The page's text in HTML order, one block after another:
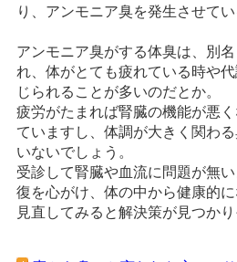
り、アンモニア臭を発生させて
アンモニア臭がする体臭は、別
れ、体がとても疲れている時や
じられることが多いのだとか。
疲労がたまれば腎臓の機能が悪
ていますし、体調が大きく関わ
いないでしょう。
受診して腎臓や血流に問題が無
復を心がけ、体の中から健康的
見直してみると解決策が見つかり